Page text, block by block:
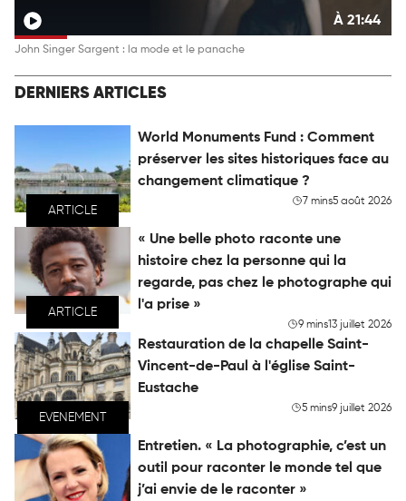
À 21:44
John Singer Sargent : la mode et le panache
DERNIERS ARTICLES
ARTICLE
World Monuments Fund : Comment
préserver les sites historiques face au
changement climatique ?
7 mins5 août 2026
ARTICLE
« Une belle photo raconte une
histoire chez la personne qui la
regarde, pas chez le photographe qui
l'a prise »
9 mins13 juillet 2026
EVENEMENT
Restauration de la chapelle Saint-
Vincent-de-Paul à l'église Saint-
Eustache
5 mins9 juillet 2026
Entretien. « La photographie, c’est un
outil pour raconter le monde tel que
j’ai envie de le raconter »